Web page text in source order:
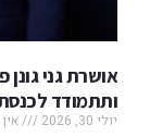
אושרת גני
ותתמודד
יולי 30, 2026